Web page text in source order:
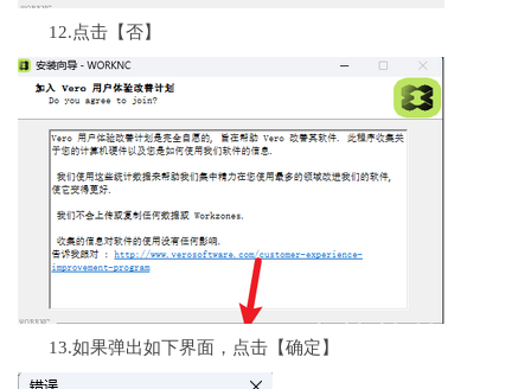
12.点击【否】
13.如果弹出如下界面，点击【确定】